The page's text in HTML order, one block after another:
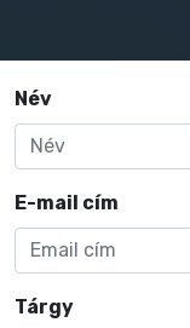
Név
E-mail cím
Tárgy